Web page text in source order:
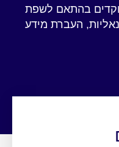
בהתאם לשפת
העברת מידע